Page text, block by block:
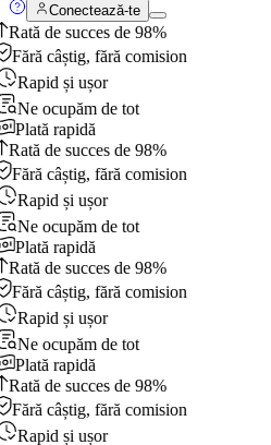
Conectează-te
Rată de succes de 98%
Fără câștig, fără comision
Rapid și ușor
Ne ocupăm de tot
Plată rapidă
Rată de succes de 98%
Fără câștig, fără comision
Rapid și ușor
Ne ocupăm de tot
Plată rapidă
Rată de succes de 98%
Fără câștig, fără comision
Rapid și ușor
Ne ocupăm de tot
Plată rapidă
Rată de succes de 98%
Fără câștig, fără comision
Rapid și ușor